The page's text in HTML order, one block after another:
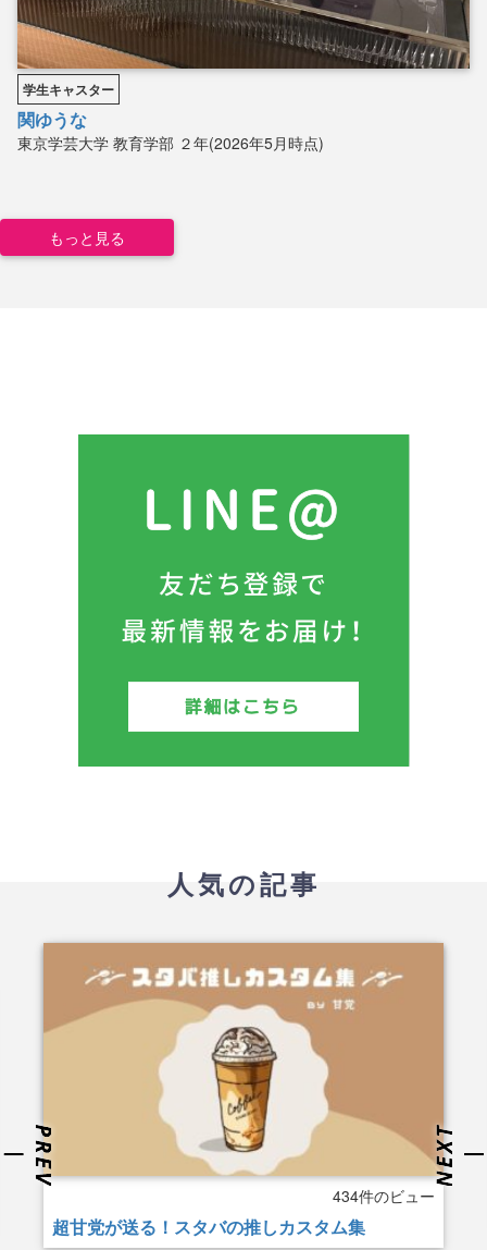
学生キャスター
関ゆうな
東京学芸大学 教育学部 ２年(2026年5月時点)
もっと見る
人気の記事
434件のビュー
超甘党が送る！スタバの推しカスタム集